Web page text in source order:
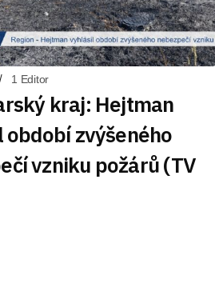
1 Editor
kraj: Hejtman
zvýšeného
vzniku požárů (TV